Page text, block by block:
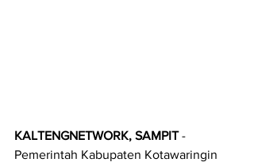
KALTENGNETWORK, SAMPIT -
Pemerintah Kabupaten Kotawaringin